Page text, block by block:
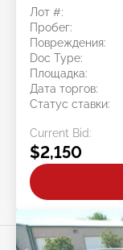
Лот #:
Пробег:
Повреждения:
Doc Type:
Площадка:
Дата торгов:
Статус ставки:
Current Bid:
$2,150